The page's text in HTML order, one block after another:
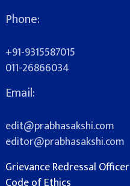
Phone:
+91-9315587015
011-26866034
Email:
edit@prabhasakshi.com
editor@prabhasakshi.com
Grievance Redressal Officer